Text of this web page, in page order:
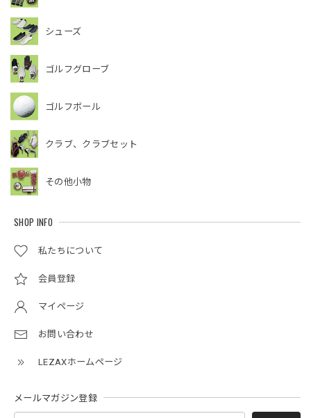
シューズ
ゴルフグローブ
ゴルフボール
クラブ、クラブセット
その他小物
SHOP INFO
私たちについて
会員登録
マイページ
お問い合わせ
LEZAXホームページ
メールマガジン登録